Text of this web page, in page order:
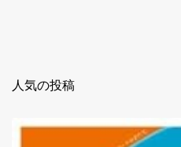
人気の投稿